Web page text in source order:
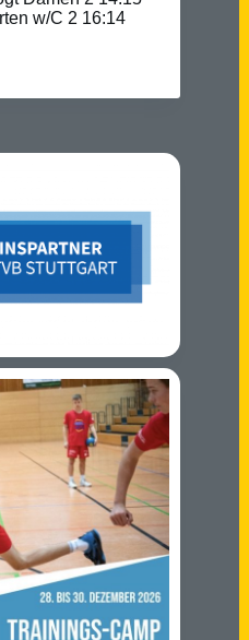
w/C 2 16:14